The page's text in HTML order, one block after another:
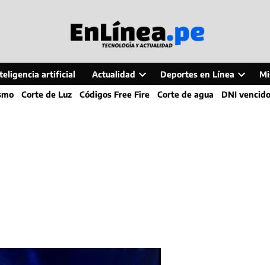
artificial Actualidad
Open
dropdown
Deportes en Línea
Open
dropdown
Corte de Luz Códigos Free Fire Corte de agua DNI vencido